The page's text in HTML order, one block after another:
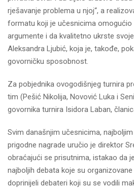
rješavanje problema u njoj“, a
formatu koji je učesnicima omogućio
argumente i da kvalitetno ukrste
Aleksandra Ljubić, koja je, takođe,
govorničku sposobnost.
Za pobjednika ovogodišnjeg turnira
tim (Pešić Nikolija, Novović Luka i
govornika turnira Isidora Laban,
Svim današnjim učesnicima,
prigodne nagrade uručio je direktor
obraćajući se prisutnima, istakao da
najboljih debata koje su
doprinijeli debateri koji su se vodili